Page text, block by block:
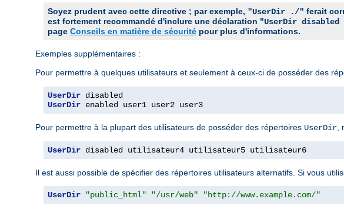
Soyez prudent avec cette directive ; par exemple, "UserDir ./" ferait
est fortement recommandé d'inclure une déclaration "UserDir disabled
page Conseils en matière de sécurité pour plus d'informations.
Exemples supplémentaires :
Pour permettre à quelques utilisateurs et seulement à ceux-ci de posséder des
UserDir
UserDir enabled user1 user2 user3
Pour permettre à la plupart des utilisateurs de posséder des répertoires UserDir
UserDir disabled utilisateur4 utilisateur5 utilisateur6
Il est aussi possible de spécifier des répertoires utilisateurs alternatifs. Si vous
UserDir "public_html" "/usr/web" "http://www.example.com/"